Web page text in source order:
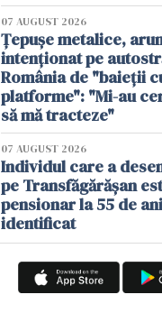
07 AUGUST 2026
Țepușe metalice,
intenționat pe
România de "baieții
platforme": "Mi-au
să mă tracteze"
07 AUGUST 2026
Individul care a
pe Transfăgărășan
pensionar la 55 de
identificat